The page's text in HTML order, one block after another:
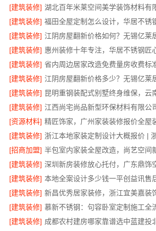
[建筑装修]
[建筑装修] 福田全屋定制怎么设计，华居不锈
[建筑装修]
[建筑装修] 惠州装修十年专注，华居不锈钢匠
[建筑装修]
[建筑装修] 江阴房屋翻新价格多少？无锡亿莱
[建筑装修]
[建筑装修]
[资源材料] 精匠饰家，广州家装装修报价全屋
[建筑装修]
[招商加盟] 半包室内家装全屋改造，尚艺空间
[建筑装修] 深圳新房装修放心托付，广东鼎饰
[建筑装修] 本地全案设计多少钱一平创益讯售
[建筑装修]
[建筑装修] 慕新不锈钢：句容卧室定制施工全
[建筑装修]